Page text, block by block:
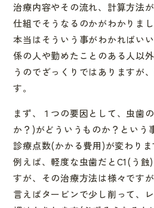
治療内容やその流れ、計算方法
仕組でそうなるのかがわかりまし
本当はそういう事がわかればい
係の人や勤めたことのある人以
うのでざっくりではあ りますが
す。
まず、１つの要因として、虫歯
か？)がどう いうものか？という
診療点数(かかる費用)が変わりま
例えば、軽度な虫歯だとC1(う
すが、
その治療方法は様々です
言えばタービンで少し削って、